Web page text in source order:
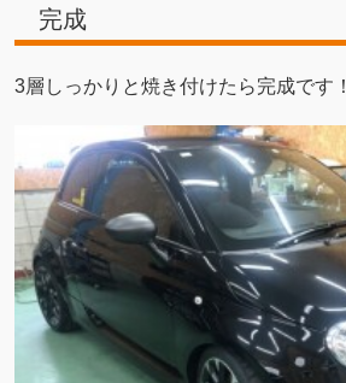
完成
3層しっかりと焼き付けたら完成です！